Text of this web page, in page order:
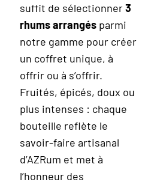
suffit de sélectionner3
rhums arrangés parmi
notre gamme pour créer
un coffret unique, à
offrir ou à s’offrir.
Fruités, épicés, doux ou
plus intenses : chaque
bouteille reflète le
savoir-faire artisanal
d’AZRum et met à
l’honneur des